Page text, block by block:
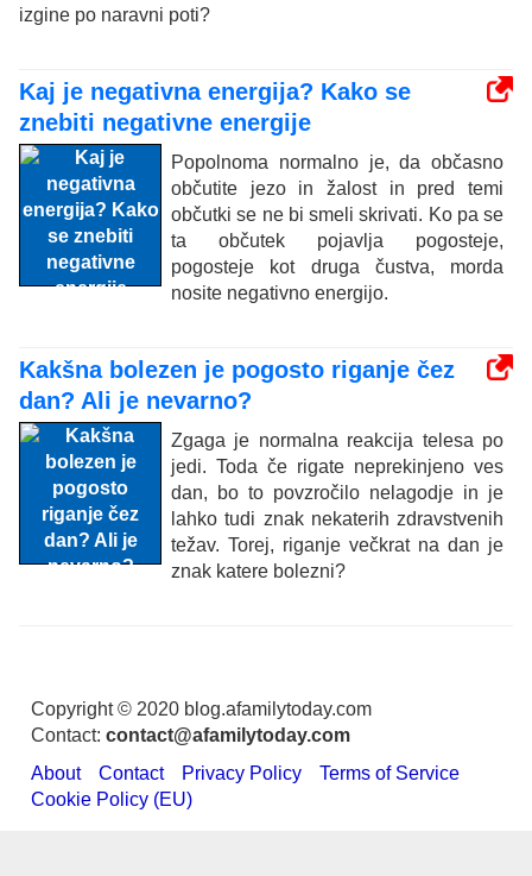
izgine po naravni poti?
Kaj je negativna energija? Kako se
znebiti negativne energije
Popolnoma normalno je, da občasno
občutite jezo in žalost in pred temi
občutki se ne bi smeli skrivati. Ko pa se
ta občutek pojavlja pogosteje,
pogosteje kot druga čustva, morda
nosite negativno energijo.
Kakšna bolezen je pogosto riganje čez
dan? Ali je nevarno?
Zgaga je normalna reakcija telesa po
jedi. Toda če rigate neprekinjeno ves
dan, bo to povzročilo nelagodje in je
lahko tudi znak nekaterih zdravstvenih
težav. Torej, riganje večkrat na dan je
znak katere bolezni?
Copyright © 2020 blog.afamilytoday.com
Contact: contact@afamilytoday.com
About
Contact Privacy Policy
Terms of Service
Cookie Policy (EU)